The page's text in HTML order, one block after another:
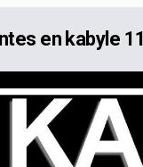
en kabyle 11